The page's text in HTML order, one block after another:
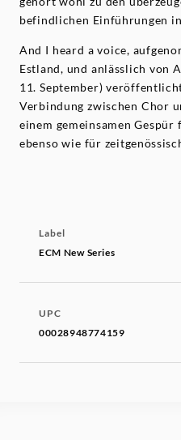
befindlichen Einführungen
And I heard a voice,
Estland, und anlässlich von
11. September)
Verbindung zwischen Chor
einem gemeinsamen
ebenso wie für
Label
ECM New Series
UPC
00028948774159